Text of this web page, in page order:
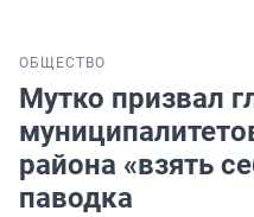
ОБЩЕСТВО
Мутко призвал
района «взять
паводка